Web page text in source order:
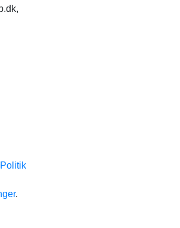
Politik
.